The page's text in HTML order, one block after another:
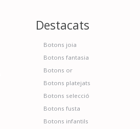
Destacats
Botons joia
Botons fantasia
Botons or
Botons platejats
Botons selecció
Botons fusta
Botons infantils